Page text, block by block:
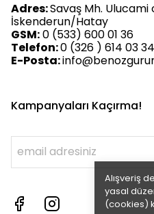
Alışveriş
yasal
(cookies)
Adres:Savaş Mh. Ulucami
İskenderun/Hatay
GSM:0 (533) 600 01 36
Telefon:0 (326 ) 614 03 34
E-Posta:
Kampanyaları Kaçırma!